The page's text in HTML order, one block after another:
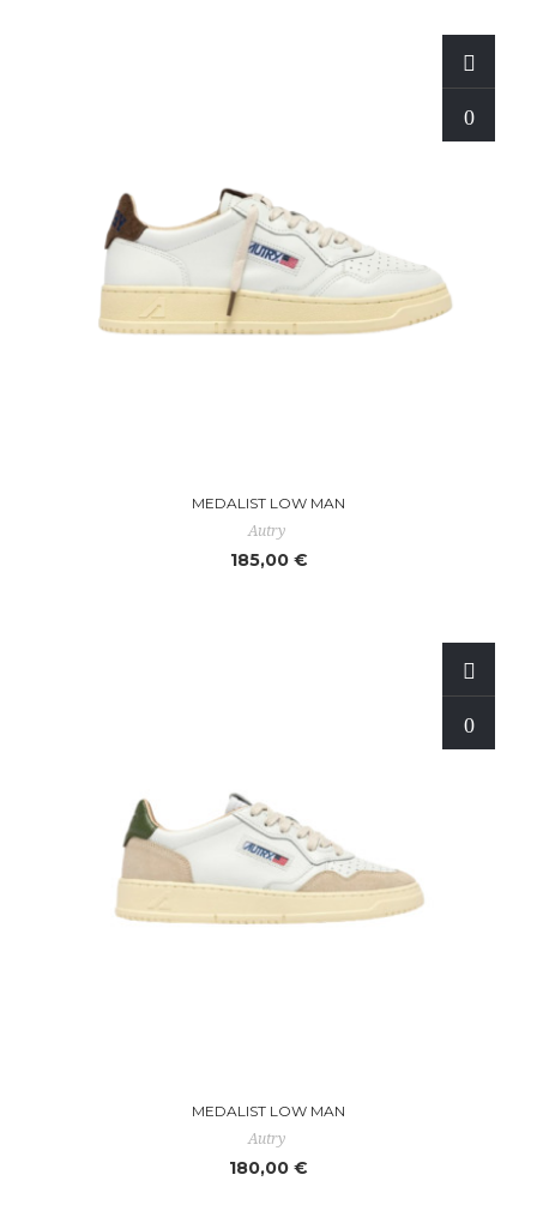
MEDALIST LOW MAN
Autry
185,00 €
MEDALIST LOW MAN
Autry
180,00 €